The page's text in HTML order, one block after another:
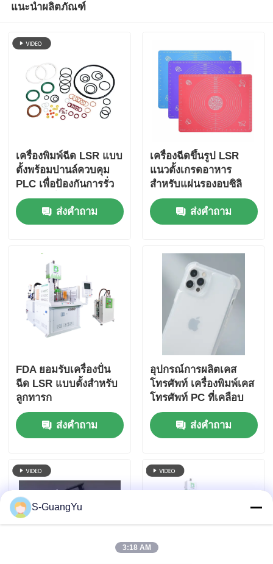
แนะนำผลิตภัณฑ์
เครื่องพิมพ์ฉีด LSR แบบ
ตั้งพร้อมปานล์ควบคุม
PLC เพื่อป้องกันการรั่ว
ไหลของน้ํามันซิลิโคน
ส่งคำถาม
เครื่องฉีดขึ้นรูป LSR
แนวตั้งเกรดอาหาร
สำหรับแผ่นรองอบซิลิ
โคน
ส่งคำถาม
FDA ยอมรับเครื่องปั่น
ฉีด LSR แบบตั้งสําหรับ
ลูกทารก
ส่งคำถาม
อุปกรณ์การผลิตเคส
โทรศัพท์ เครื่องพิมพ์เคส
โทรศัพท์ PC ที่เคลือบ
ด้วยซิลิโคน
ส่งคำถาม
S-GuangYu
3:18 AM